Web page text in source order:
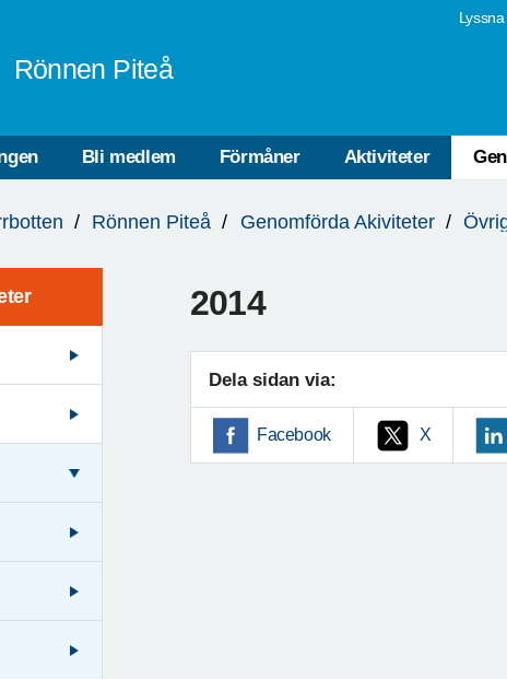
Lyssna
Rönnen Piteå
Bli medlem Förmåner Aktiviteter
Rönnen Piteå Genomförda Akiviteter
2014
Dela sidan via:
Facebook X